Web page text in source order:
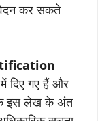
कर सकते
दिए गए हैं और
इस लेख के अंत